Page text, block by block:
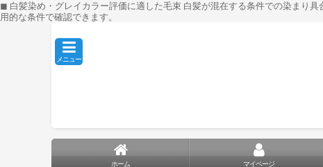
◼︎ 白髪染め・グレイカラー評価に適した毛束 白髪が混在する条件での染まり
用的な条件で確認できます。
メニュー
ホーム マイページ